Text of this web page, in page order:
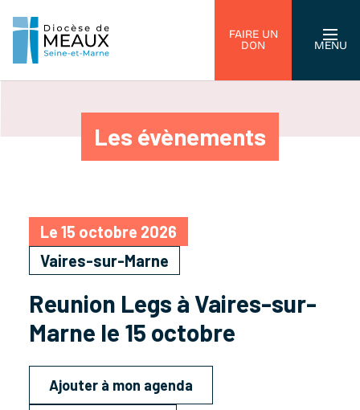
FAIRE UN
DON
MENU
Les évènements
Le 15 octobre 2026
Vaires-sur-Marne
Reunion Legs à Vaires-sur-
Marne le 15 octobre
Ajouter à mon agenda